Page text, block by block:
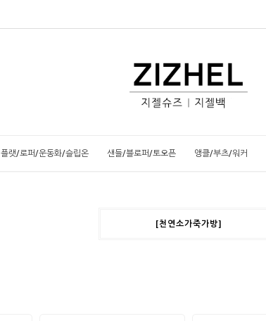
플랫/로퍼/운동화/슬립온 샌들/블로퍼/토오픈 앵클/부츠/워커
[천연소가죽가방]